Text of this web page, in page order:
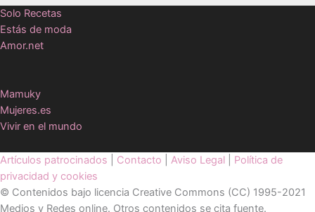
Solo Recetas
Estás de moda
Amor.net
Mamuky
Mujeres.es
Vivir en el mundo
Artículos patrocinados Contacto Aviso Legal
Política de
privacidad y cookies
© Contenidos bajo licencia Creative Commons (CC) 1995-2021
Medios y Redes online. Otros contenidos se cita fuente.